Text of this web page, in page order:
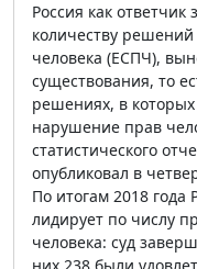
Россия как
количеству
человека (ЕСПЧ),
существования, то
решениях, в
нарушение прав
статистического
опубликовал в
По итогам 2018 года
лидирует по числу
человека: суд